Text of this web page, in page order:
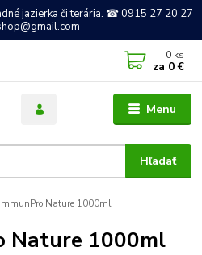
jazierka či terária. ☎ 0915 27 20 27
Menu
Hľadať
0 ks
za 0 €
Nature 1000ml
Nature 1000ml